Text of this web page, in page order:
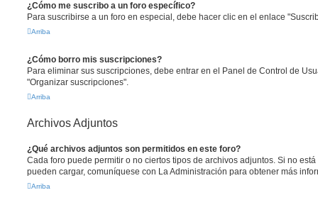
¿Cómo me suscribo a un foro específico?
Para suscribirse a un foro en especial, debe hacer clic en el enlace
Arriba
¿Cómo borro mis suscripciones?
Para eliminar sus suscripciones, debe entrar en el Panel de Control de
"Organizar suscripciones".
Arriba
Archivos Adjuntos
¿Qué archivos adjuntos son permitidos en este foro?
Cada foro puede permitir o no ciertos tipos de archivos adjuntos. Si no
pueden cargar, comuníquese con La Administración para obtener más
Arriba